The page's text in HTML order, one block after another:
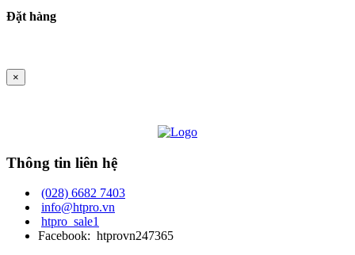
Đặt hàng
×
Thông tin liên hệ
(028) 6682 7403
info@htpro.vn
htpro_sale1
Facebook: htprovn247365